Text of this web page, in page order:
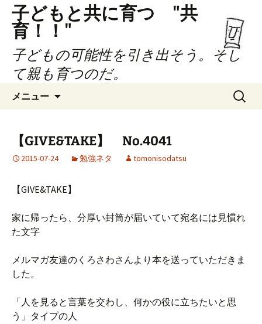
子どもと共に育つ "共
育！！"
子どもの可能性を引き出そう。そし
て親も育つのだ。
メニュー
ツ
キ
プ
検
索:
【GIVE&TAKE】 No.4041
2015-07-24 勉強ネタ tomonisodatsu
【GIVE&TAKE】
家に帰ったら、分厚い封筒が届いていて宛名には見慣れ
た文字
メルマガ友達のくろさわさんより本を送っていただきま
した。
「人を見ると言葉を交わし、何かの役に立ちたいと思
う」タイプの人